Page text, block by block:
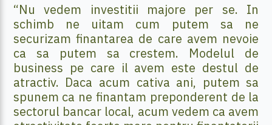
“Nu vedem investitii majore per se. In
schimb ne uitam cum putem sa ne
securizam finantarea de care avem nevoie
ca sa putem sa crestem. Modelul de
business pe care il avem este destul de
atractiv. Daca acum cativa ani, putem sa
spunem ca ne finantam preponderent de la
sectorul bancar local, acum vedem ca avem